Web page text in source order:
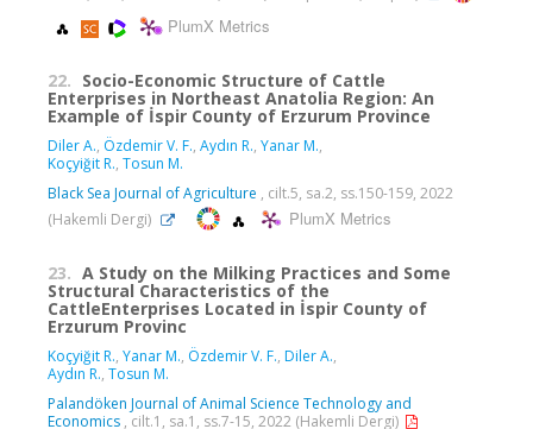
PlumX Metrics
22. Socio-Economic Structure of Cattle
Enterprises in Northeast Anatolia Region: An
Example of İspir County of Erzurum Province
Diler A., Özdemir V. F., Aydın R., Yanar M.,
Koçyiğit R., Tosun M.
Black Sea Journal of Agriculture , cilt.5, sa.2, ss.150-159, 2022
(Hakemli Dergi)
PlumX Metrics
23. A Study on the Milking Practices and Some
Structural Characteristics of the
CattleEnterprises Located in İspir County of
Erzurum Provinc
Koçyiğit R., Yanar M., Özdemir V. F., Diler A.,
Aydın R., Tosun M.
Palandöken Journal of Animal Science Technology and
Economics , cilt.1, sa.1, ss.7-15, 2022 (Hakemli Dergi)